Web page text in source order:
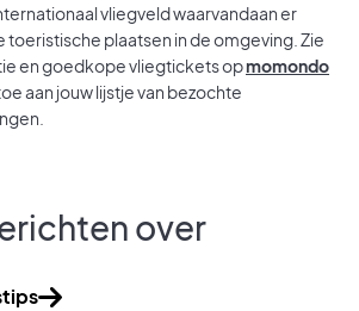
vliegveld waarvandaan er
toeristische plaatsen in de omgeving. Zie
en goedkope vliegtickets opmomondo
aan jouw lijstje van bezochte
over